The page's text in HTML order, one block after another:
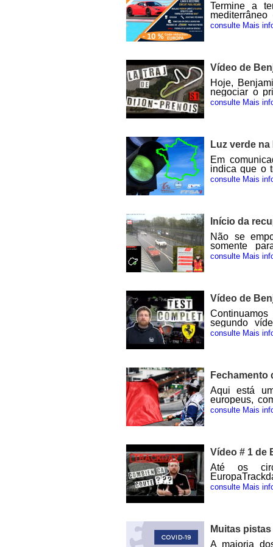
• Segurança
serviços
apoio aos
aberto é
Termine a
você se
consulte Mais
Vídeo de
Hoje,
negociar o
inscrever no
consulte Mais
Luz verde na
Em
indica que o
circuitos
permite
complicada
data. O
calendário
deseja
comunicado
consulte Mais
Início da
Não se
somente
sanitárias
novamente
localizados
comece a
consulte Mais
Vídeo de
segundo
aplicativo de
consulte Mais
Fechamento
Aqui está
europeus,
momento. Os
Itália e
Finalmente,
uma
junho, que
cercam
pode
consulte Mais
Vídeo # 1 de
Até os
Benjamin
um dia de
consulte Mais
Muitas
A maioria